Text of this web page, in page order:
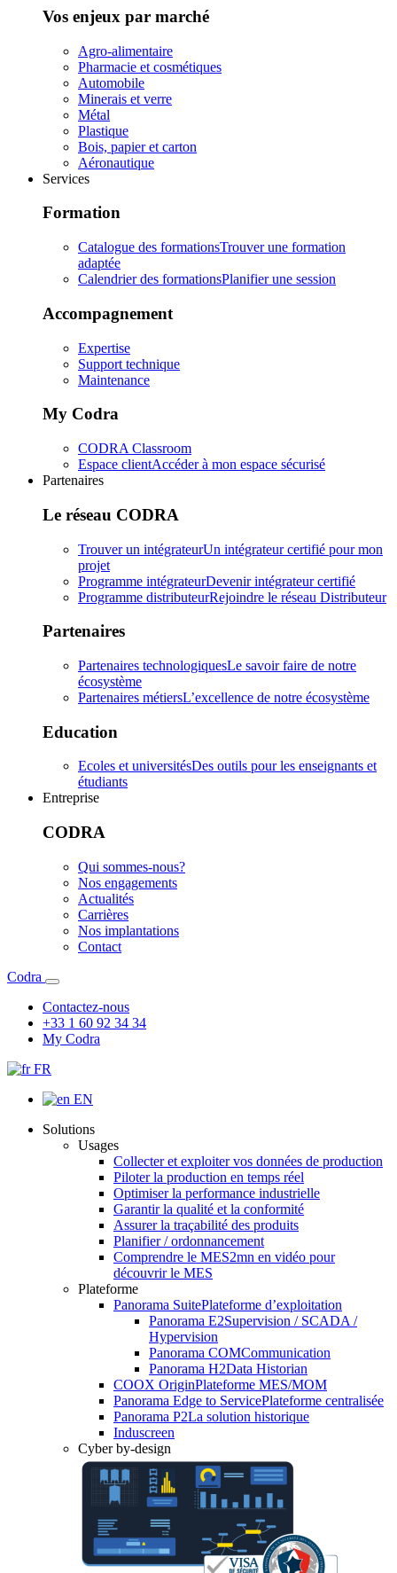
Vos enjeux par marché
Agro-alimentaire
Pharmacie et cosmétiques
Automobile
Minerais et verre
Métal
Plastique
Bois, papier et carton
Aéronautique
Services
Formation
Catalogue des formationsTrouver une formation
adaptée
Calendrier des formationsPlanifier une session
Accompagnement
Expertise
Support technique
Maintenance
My Codra
CODRA Classroom
Espace clientAccéder à mon espace sécurisé
Partenaires
Le réseau CODRA
Trouver un intégrateurUn intégrateur certifié pour mon
projet
Programme intégrateurDevenir intégrateur certifié
Programme distributeurRejoindre le réseau Distributeur
Partenaires
Partenaires technologiquesLe savoir faire de notre
écosystème
Partenaires métiersL’excellence de notre écosystème
Education
Ecoles et universitésDes outils pour les enseignants et
étudiants
Entreprise
CODRA
Qui sommes-nous?
Nos engagements
Actualités
Carrières
Nos implantations
Contact
Codra
Contactez-nous
+33 1 60 92 34 34
My Codra
FR
EN
Solutions
Usages
Collecter et exploiter vos données de production
Piloter la production en temps réel
Optimiser la performance industrielle
Garantir la qualité et la conformité
Assurer la traçabilité des produits
Planifier / ordonnancement
Comprendre le MES2mn en vidéo pour
découvrir le MES
Plateforme
Panorama SuitePlateforme d’exploitation
Panorama E2Supervision / SCADA /
Hypervision
Panorama COMCommunication
Panorama H2Data Historian
COOX OriginPlateforme MES/MOM
Panorama Edge to ServicePlateforme centralisée
Panorama P2La solution historique
Induscreen
Cyber by-design